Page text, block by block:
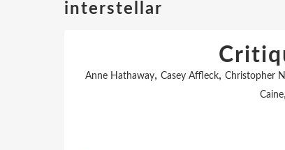
interstellar
Anne Hathaway, Casey Affleck, Christopher
Caine,